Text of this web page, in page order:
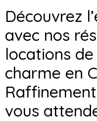
Découvrez
avec nos
locations
charme en
vous